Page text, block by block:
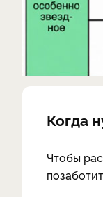
Когда
Чтобы